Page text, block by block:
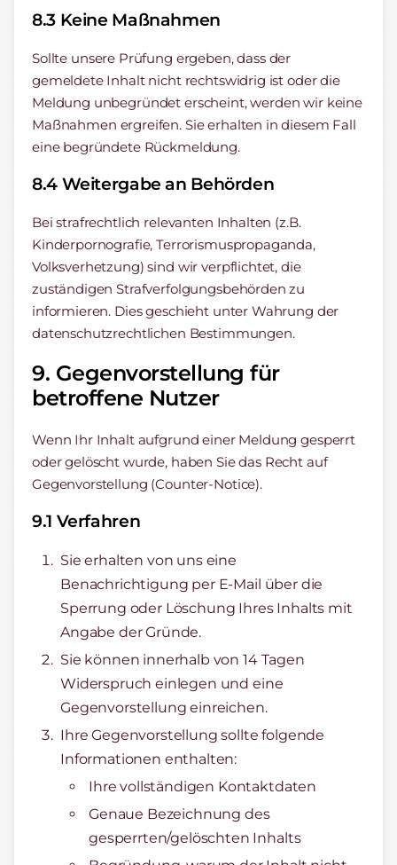
8.3 Keine Maßnahmen
Sollte unsere Prüfung ergeben, dass der
gemeldete Inhalt nicht rechtswidrig ist oder die
Meldung unbegründet erscheint, werden wir keine
Maßnahmen ergreifen. Sie erhalten in diesem Fall
eine begründete Rückmeldung.
8.4 Weitergabe an Behörden
Bei strafrechtlich relevanten Inhalten (z.B.
Kinderpornografie, Terrorismuspropaganda,
Volksverhetzung) sind wir verpflichtet, die
zuständigen Strafverfolgungsbehörden zu
informieren. Dies geschieht unter Wahrung der
datenschutzrechtlichen Bestimmungen.
9. Gegenvorstellung für
betroffene Nutzer
Wenn Ihr Inhalt aufgrund einer Meldung gesperrt
oder gelöscht wurde, haben Sie das Recht auf
Gegenvorstellung (Counter-Notice).
9.1 Verfahren
Sie erhalten von uns eine
Benachrichtigung per E-Mail über die
Sperrung oder Löschung Ihres Inhalts mit
Angabe der Gründe.
Sie können innerhalb von 14 Tagen
Widerspruch einlegen und eine
Gegenvorstellung einreichen.
Ihre Gegenvorstellung sollte folgende
Informationen enthalten:
Ihre vollständigen Kontaktdaten
Genaue Bezeichnung des
gesperrten/gelöschten Inhalts